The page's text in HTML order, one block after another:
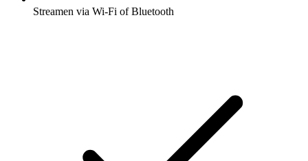
Streamen via Wi-Fi of Bluetooth